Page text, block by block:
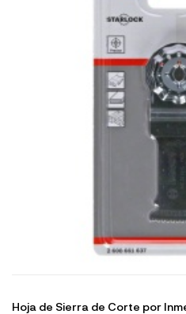
Hoja de Sierra de Corte por